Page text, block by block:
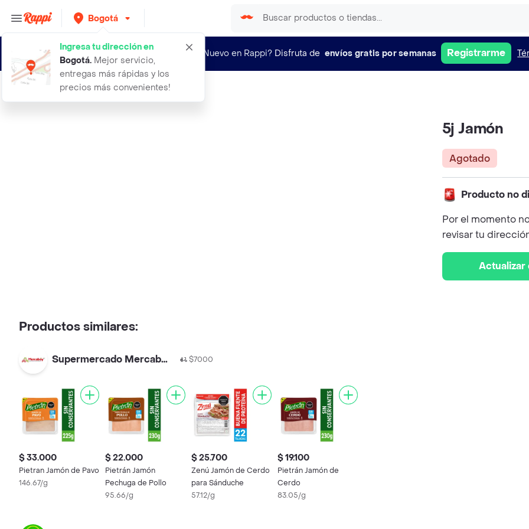
Bogotá
Ingresa tu dirección en
Bogotá. Mejor servicio,
entregas más rápidas y los
precios más convenientes!
¿Nuevo en Rappi? Disfruta de envíos gratis por semanas Registrarme
5j jamon
5j Jamón
Agotado
Producto no
Por el momento
revisar tu
Actualizar
Productos similares:
Supermercado Mercaboy $7000
$ 33.000
Pietran Jamón de Pavo
146.67/g
$ 22.000
Pietrán Jamón
Pechuga de Pollo
95.66/g
$ 25.700
Zenú Jamón de Cerdo
para Sánduche
57.12/g
$ 19.100
Pietrán Jamón de
Cerdo
83.05/g